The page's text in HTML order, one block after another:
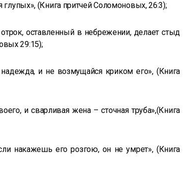
глупых», (Книга притчей Соломоновых, 26:3);
оставленный в небрежении, делает стыд
29:15);
и не возмущайся криком его», (Книга
и сварливая жена – сточная труба»,(Книга
накажешь его розгою, он не умрет», (Книга